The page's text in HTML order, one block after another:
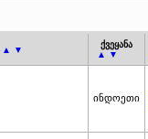
▲ ▼
ქვეყანა
▲ ▼
ინდოეთი